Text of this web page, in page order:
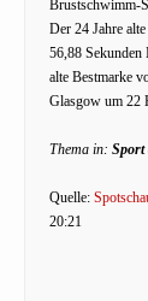
Brustschwimm-
Der 24 Jahre
56,88 Sekunden
alte Bestmarke
Glasgow um 22
Thema in: Sport
Quelle:
20:21